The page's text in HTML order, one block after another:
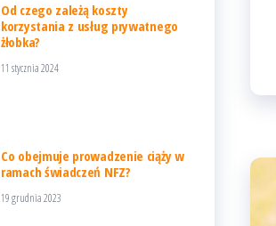
Od czego zależą koszty
korzystania z usług prywatnego
żłobka?
11 stycznia 2024
Co obejmuje prowadzenie ciąży w
ramach świadczeń NFZ?
19 grudnia 2023